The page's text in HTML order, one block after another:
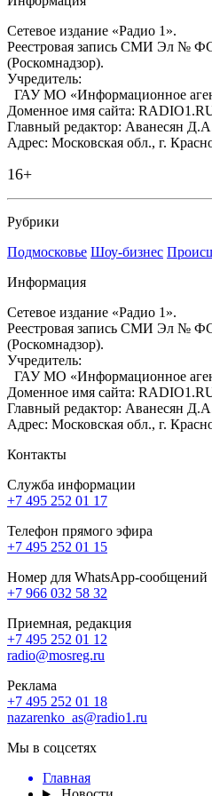
Сетевое издание «Радио 1».
Реестровая запись СМИ Эл №
(Роскомнадзор).
Учредитель:
ГАУ МО «Информационное
Доменное имя сайта:
Главный редактор: Аванесян
Адрес: Московская обл., г.
16+
Рубрики
Подмосковье Шоу-бизнес
Информация
Сетевое издание «Радио 1».
Реестровая запись СМИ Эл №
(Роскомнадзор).
Учредитель:
ГАУ МО «Информационное
Доменное имя сайта:
Главный редактор: Аванесян
Адрес: Московская обл., г.
Контакты
Служба информации
+7 495 252 01 17
Телефон прямого эфира
+7 495 252 01 15
Номер для WhatsApp-сообщений
+7 966 032 58 32
Приемная, редакция
+7 495 252 01 12
radio@mosreg.ru
Реклама
+7 495 252 01 18
nazarenko_as@radio1.ru
Мы в соцсетях
Главная